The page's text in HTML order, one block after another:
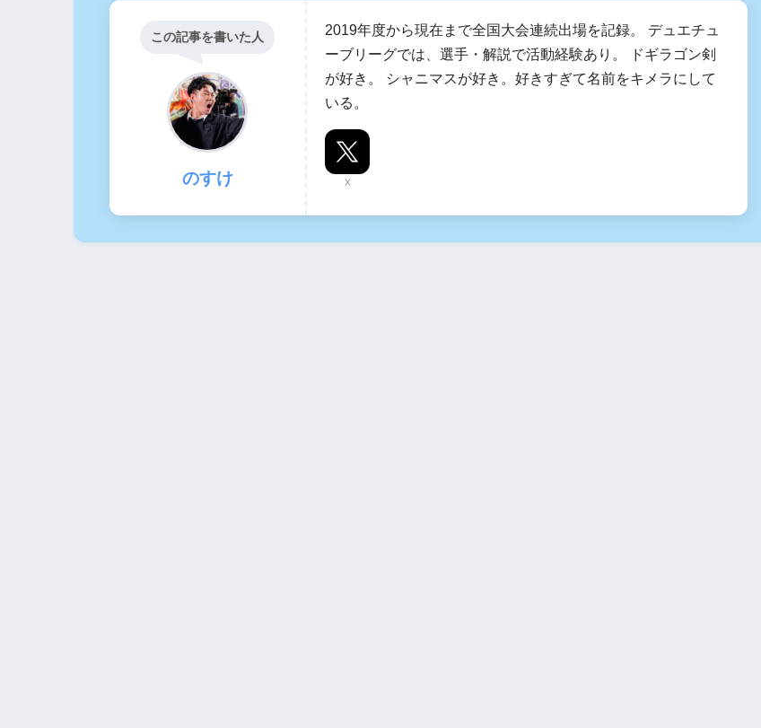
この記事を書いた人
のすけ
2019年度から現在まで全国大会連続出場を記録。 デュエチュ
ーブリーグでは、選手・解説で活動経験あり。 ドギラゴン剣
が好き。 シャニマスが好き。好きすぎて名前をキメラにして
いる。
X